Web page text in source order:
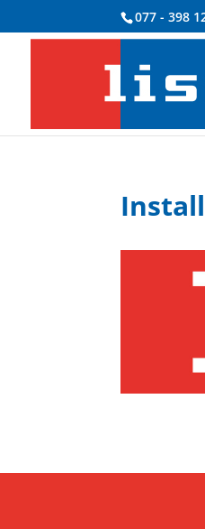
077 - 398